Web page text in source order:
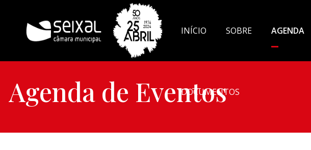
INÍCIO SOBRE AGENDA
DOCUMENTOS
Agenda de Eventos